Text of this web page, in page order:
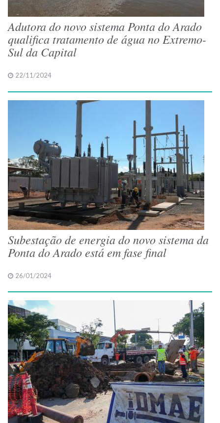
Adutora do novo sistema Ponta do Arado
qualifica tratamento de água no Extremo-
Sul da Capital
22/11/2024
Subestação de energia do novo sistema da
Ponta do Arado está em fase final
26/01/2024